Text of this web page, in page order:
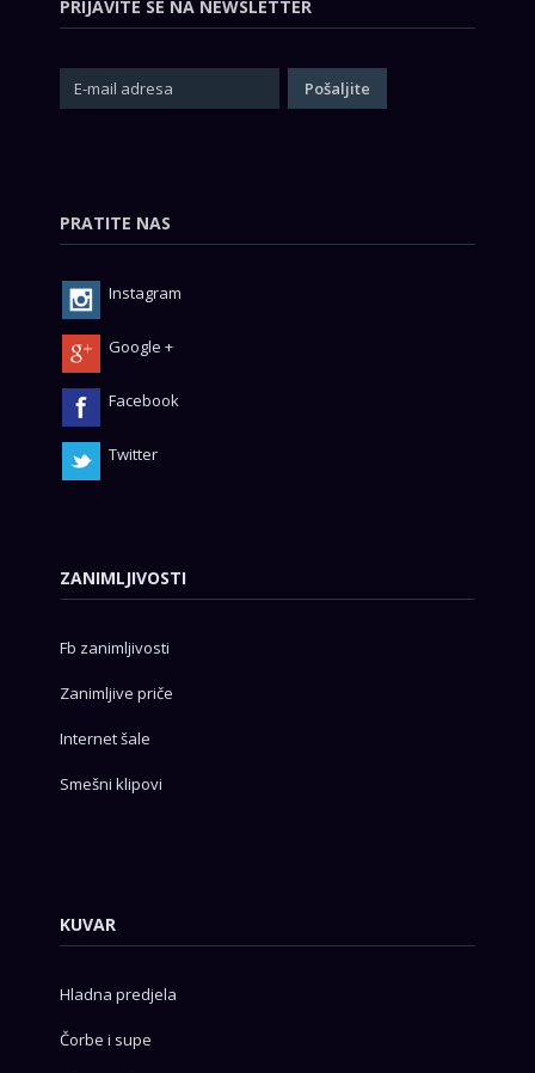
PRIJAVITE SE NA NEWSLETTER
PRATITE NAS
Instagram
Google +
Facebook
Twitter
ZANIMLJIVOSTI
Fb zanimljivosti
Zanimljive priče
Internet šale
Smešni klipovi
KUVAR
Hladna predjela
Čorbe i supe